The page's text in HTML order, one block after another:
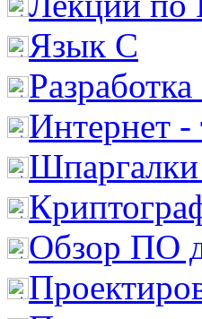
Язык С
Интернет -
Обзор ПО